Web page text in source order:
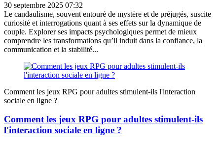
30 septembre 2025 07:32
Le candaulisme, souvent entouré de mystère et de préjugés, suscite
curiosité et interrogations quant à ses effets sur la dynamique de
couple. Explorer ses impacts psychologiques permet de mieux
comprendre les transformations qu’il induit dans la confiance, la
communication et la stabilité...
Comment les jeux RPG pour adultes stimulent-ils l'interaction
sociale en ligne ?
Comment les jeux RPG pour adultes stimulent-ils
l'interaction sociale en ligne ?